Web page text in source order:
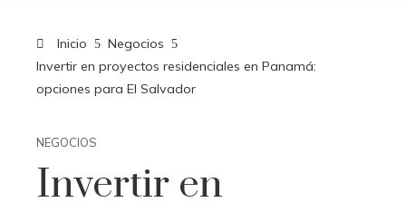
Inicio
Negocios
Invertir en proyectos residenciales en Panamá:
opciones para El Salvador
NEGOCIOS
Invertir en